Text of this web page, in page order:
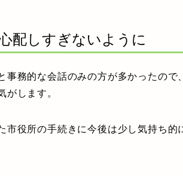
配しすぎないように
事務的な会話のみの方が多かったので
がします。
市役所の手続きに今後は少し気持ち的